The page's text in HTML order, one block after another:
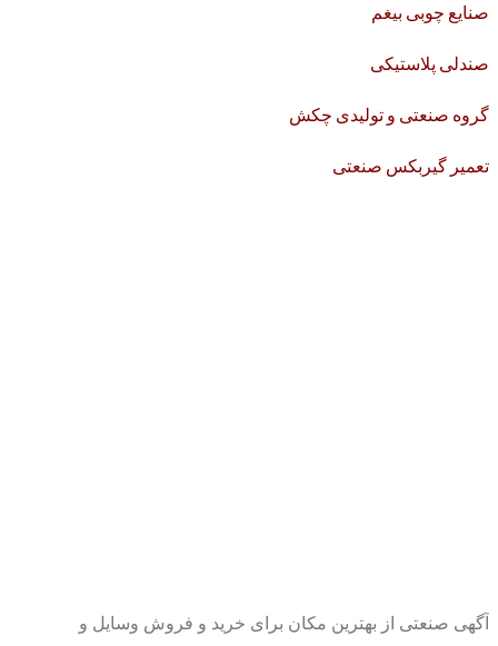
صنایع چوبی بیغم
صندلی پلاستیکی
گروه صنعتی و تولیدی چکش
تعمیر گیربکس صنعتی
آگهی صنعتی از بهترین مکان برای خرید و فروش وسایل و